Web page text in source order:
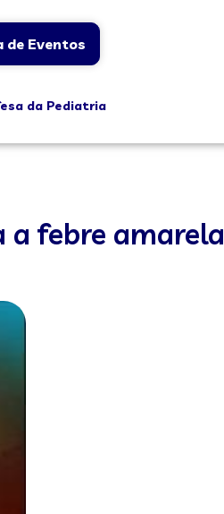
de Eventos
da Pediatria
a febre amarela